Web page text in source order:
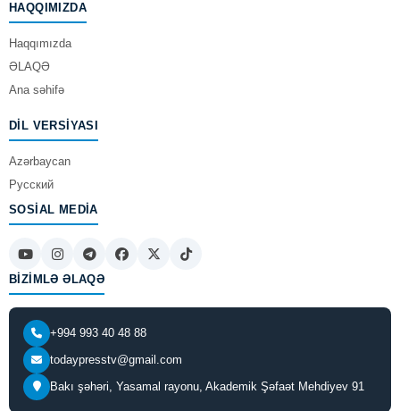
HAQQIMIZDA
Haqqımızda
ƏLAQƏ
Ana səhifə
DIL VERSIYASI
Azərbaycan
Русский
SOSIAL MEDIA
BIZIMLƏ ƏLAQƏ
+994 993 40 48 88
todaypresstv@gmail.com
Bakı şəhəri, Yasamal rayonu, Akademik Şəfaət Mehdiyev 91